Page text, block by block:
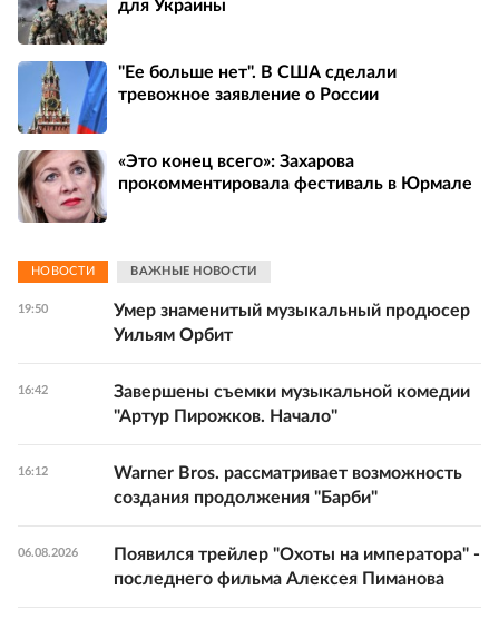
для Украины
"Ее больше нет". В США сделали
тревожное заявление о России
«Это конец всего»: Захарова
прокомментировала фестиваль в Юрмале
НОВОСТИ ВАЖНЫЕ НОВОСТИ
19:50
Умер знаменитый музыкальный продюсер
Уильям Орбит
16:42
Завершены съемки музыкальной комедии
"Артур Пирожков. Начало"
16:12
Warner Bros. рассматривает возможность
создания продолжения "Барби"
06.08.2026
Появился трейлер "Охоты на императора" -
последнего фильма Алексея Пиманова